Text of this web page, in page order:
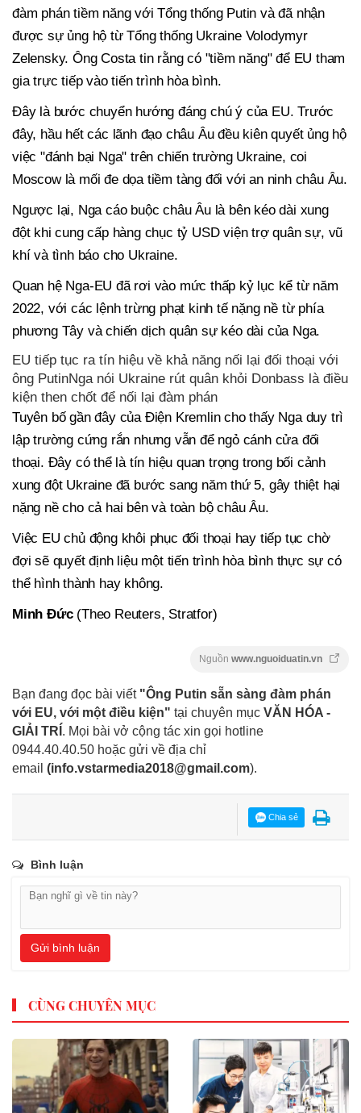
đàm phán tiềm năng với Tổng thống Putin và đã nhận
được sự ủng hộ từ Tổng thống Ukraine Volodymyr
Zelensky. Ông Costa tin rằng có "tiềm năng" để EU tham
gia trực tiếp vào tiến trình hòa bình.
Đây là bước chuyển hướng đáng chú ý của EU. Trước
đây, hầu hết các lãnh đạo châu Âu đều kiên quyết ủng hộ
việc "đánh bại Nga" trên chiến trường Ukraine, coi
Moscow là mối đe dọa tiềm tàng đối với an ninh châu Âu.
Ngược lại, Nga cáo buộc châu Âu là bên kéo dài xung
đột khi cung cấp hàng chục tỷ USD viện trợ quân sự, vũ
khí và tình báo cho Ukraine.
Quan hệ Nga-EU đã rơi vào mức thấp kỷ lục kể từ năm
2022, với các lệnh trừng phạt kinh tế nặng nề từ phía
phương Tây và chiến dịch quân sự kéo dài của Nga.
EU tiếp tục ra tín hiệu về khả năng nối lại đối thoại với
ông PutinNga nói Ukraine rút quân khỏi Donbass là điều
kiện then chốt để nối lại đàm phán
Tuyên bố gần đây của Điện Kremlin cho thấy Nga duy trì
lập trường cứng rắn nhưng vẫn để ngỏ cánh cửa đối
thoại. Đây có thể là tín hiệu quan trọng trong bối cảnh
xung đột Ukraine đã bước sang năm thứ 5, gây thiệt hại
nặng nề cho cả hai bên và toàn bộ châu Âu.
Việc EU chủ động khôi phục đối thoại hay tiếp tục chờ
đợi sẽ quyết định liệu một tiến trình hòa bình thực sự có
thể hình thành hay không.
Minh Đức (Theo Reuters, Stratfor)
Nguồn www.nguoiduatin.vn
Bạn đang đọc bài viết "Ông Putin sẵn sàng đàm phán
với EU, với một điều kiện" tại chuyên mục VĂN HÓA -
GIẢI TRÍ . Mọi bài vở cộng tác xin gọi hotline
0944.40.40.50 hoặc gửi về địa chỉ
email (info.vstarmedia2018@gmail.com).
Chia sẻ
Bình luận
Gửi bình luận
CÙNG CHUYÊN MỤC